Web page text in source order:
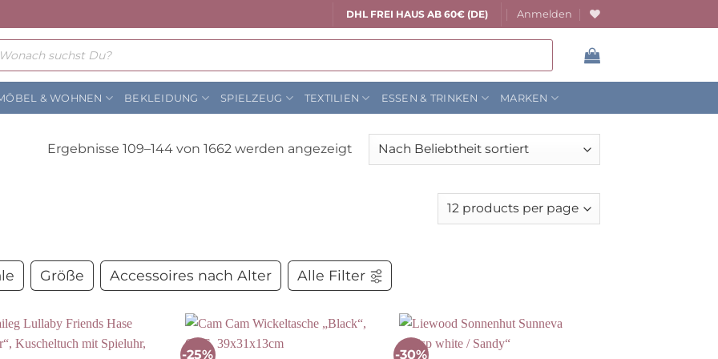
DHL FREI HAUS AB 60€ (DE) Anmelden
& WOHNEN BEKLEIDUNG SPIELZEUG TEXTILIEN ESSEN & TRINKEN MARKEN
Ergebnisse 109–144 von 1662 werden angezeigt
Größe Accessoires nach Alter Alle Filter
-25% -30%